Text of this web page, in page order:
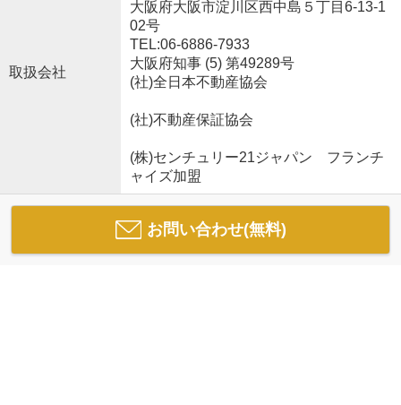
取扱会社
大阪府大阪市淀川区西中島５丁目6-13-1
02号
TEL:06-6886-7933
大阪府知事 (5) 第49289号
(社)全日本不動産協会
(社)不動産保証協会
(株)センチュリー21ジャパン フランチ
ャイズ加盟
お問い合わせ(無料)